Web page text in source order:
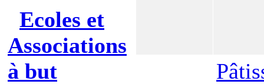
Ecoles et
Associations
à but